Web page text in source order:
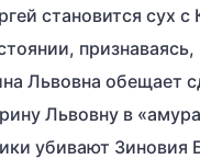
становится сух
Львовна обещает
Львовну в
убивают Зиновия